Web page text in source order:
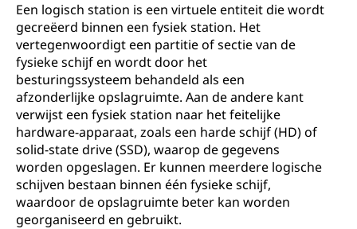
Een logisch station is een virtuele entiteit die wordt
gecreëerd binnen een fysiek station. Het
vertegenwoordigt een partitie of sectie van de
fysieke schijf en wordt door het
besturingssysteem behandeld als een
afzonderlijke opslagruimte. Aan de andere kant
verwijst een fysiek station naar het feitelijke
hardware-apparaat, zoals een harde schijf (HD) of
solid-state drive (SSD), waarop de gegevens
worden opgeslagen. Er kunnen meerdere logische
schijven bestaan binnen één fysieke schijf,
waardoor de opslagruimte beter kan worden
georganiseerd en gebruikt.